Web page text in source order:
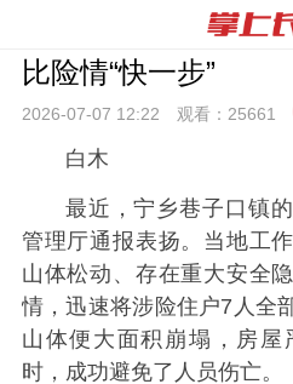
比险情“快一步”
2026-07-07 12:22 观看： 25661
白木
最近，宁乡巷子口镇
管理厅通报表扬。当地工
山体松动、存在重大安全
情，迅速将涉险住户7人全
山体便大面积崩塌，房屋
时，成功避免了人员伤亡。